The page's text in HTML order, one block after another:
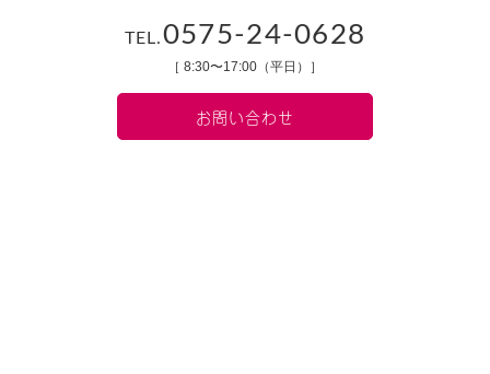
TEL.0575-24-0628
［ 8:30〜17:00（平日）］
お問い合わせ